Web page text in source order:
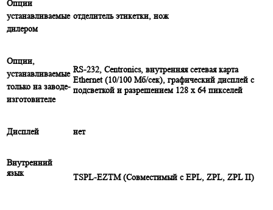
Опции
устанавливаемые
дилером
отделитель этикетки, нож
Опции,
устанавливаемые
только на заводе-
изготовителе
RS-232, Centronics, внутренняя сетевая карта
Ethernet (10/100 Mб/сек), графический дисплей с
подсветкой и разрешением 128 x 64 пикселей
Дисплей нет
Внутренний
язык
TSPL-EZTM (Совместимый с EPL, ZPL, ZPL II)